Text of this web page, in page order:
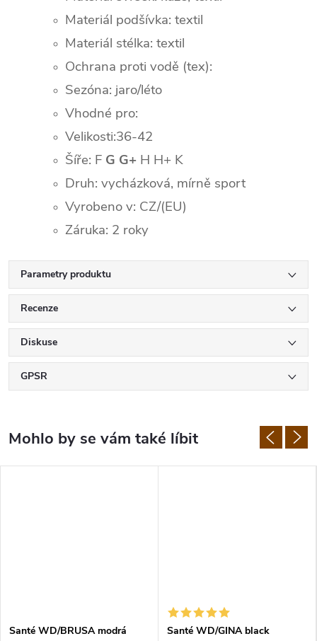
Materiál podšívka: textil
Materiál stélka: textil
Ochrana proti vodě (tex):
Sezóna: jaro/léto
Vhodné pro:
Velikosti:36-42
Šíře: F G G+ H H+ K
Druh: vycházková, mírně sport
Vyrobeno v: CZ/(EU)
Záruka: 2 roky
Parametry produktu
Recenze
Diskuse
GPSR
Santé WD/BRUSA modrá Santé WD/GINA black